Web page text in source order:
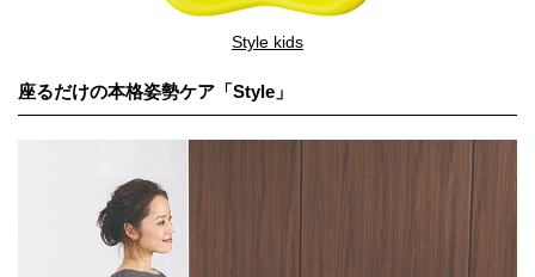
Style kids
座るだけの本格姿勢ケア「Style」